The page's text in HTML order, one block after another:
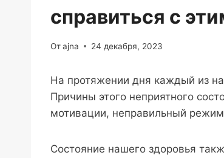
справиться с
Отajna 24 декабря, 2023
На протяжении дня каждый из
Причины этого неприятного
мотивации, неправильный
Состояние нашего здоровья